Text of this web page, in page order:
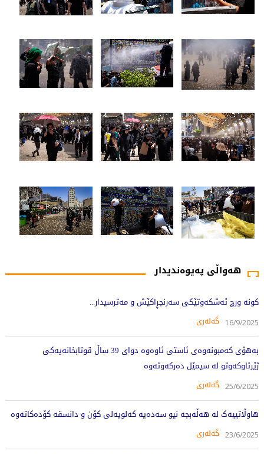
هەواڵی پەیوەندیدار
کونە ورچ ئەشکەوتێکی سەرنجڕاکێش و مەترسیدار...
16/9/2025 گەلەری
بەهۆى کەمبونەوەى ئاستى ئاوەوە دواى 39 ساڵ قوتابخانەیەکى
ژێرئاوکەوتو لە سیمێل دەرکەوتەوە
25/6/2025 گەلەری
هاوڵاتییەک لە هەڵەبجە نیو سەدەیە کەلوپەلی کۆن و دانسقە کۆدەکاتەوە
23/6/2025 گەلەری